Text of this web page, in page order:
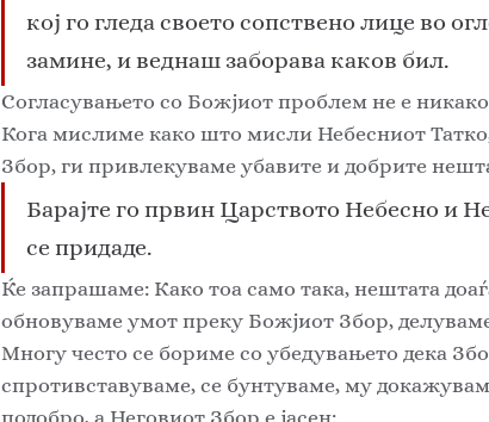
кој го гледа своето сопствено лице во
замине, и веднаш заборава каков бил.
Согласувањето со Божјиот проблем не е
Кога мислиме како што мисли Небесниот
Збор, ги привлекуваме убавите и добрите
Барајте го првин Царството Небесно и
се придаде.
Ќе запрашаме: Како тоа само така, нештата
обновуваме умот преку Божјиот Збор,
Многу често се бориме со убедувањето дека
спротивставуваме, се бунтуваме, му